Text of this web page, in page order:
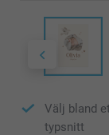
Välj bland
typsnitt